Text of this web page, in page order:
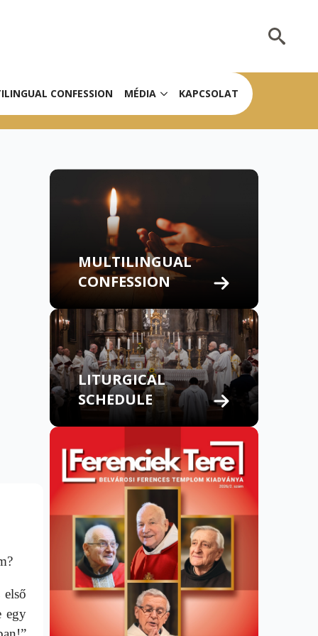
CONFESSION MÉDIA KAPCSOLAT
egy
MULTILINGUAL
CONFESSION
LITURGICAL
SCHEDULE